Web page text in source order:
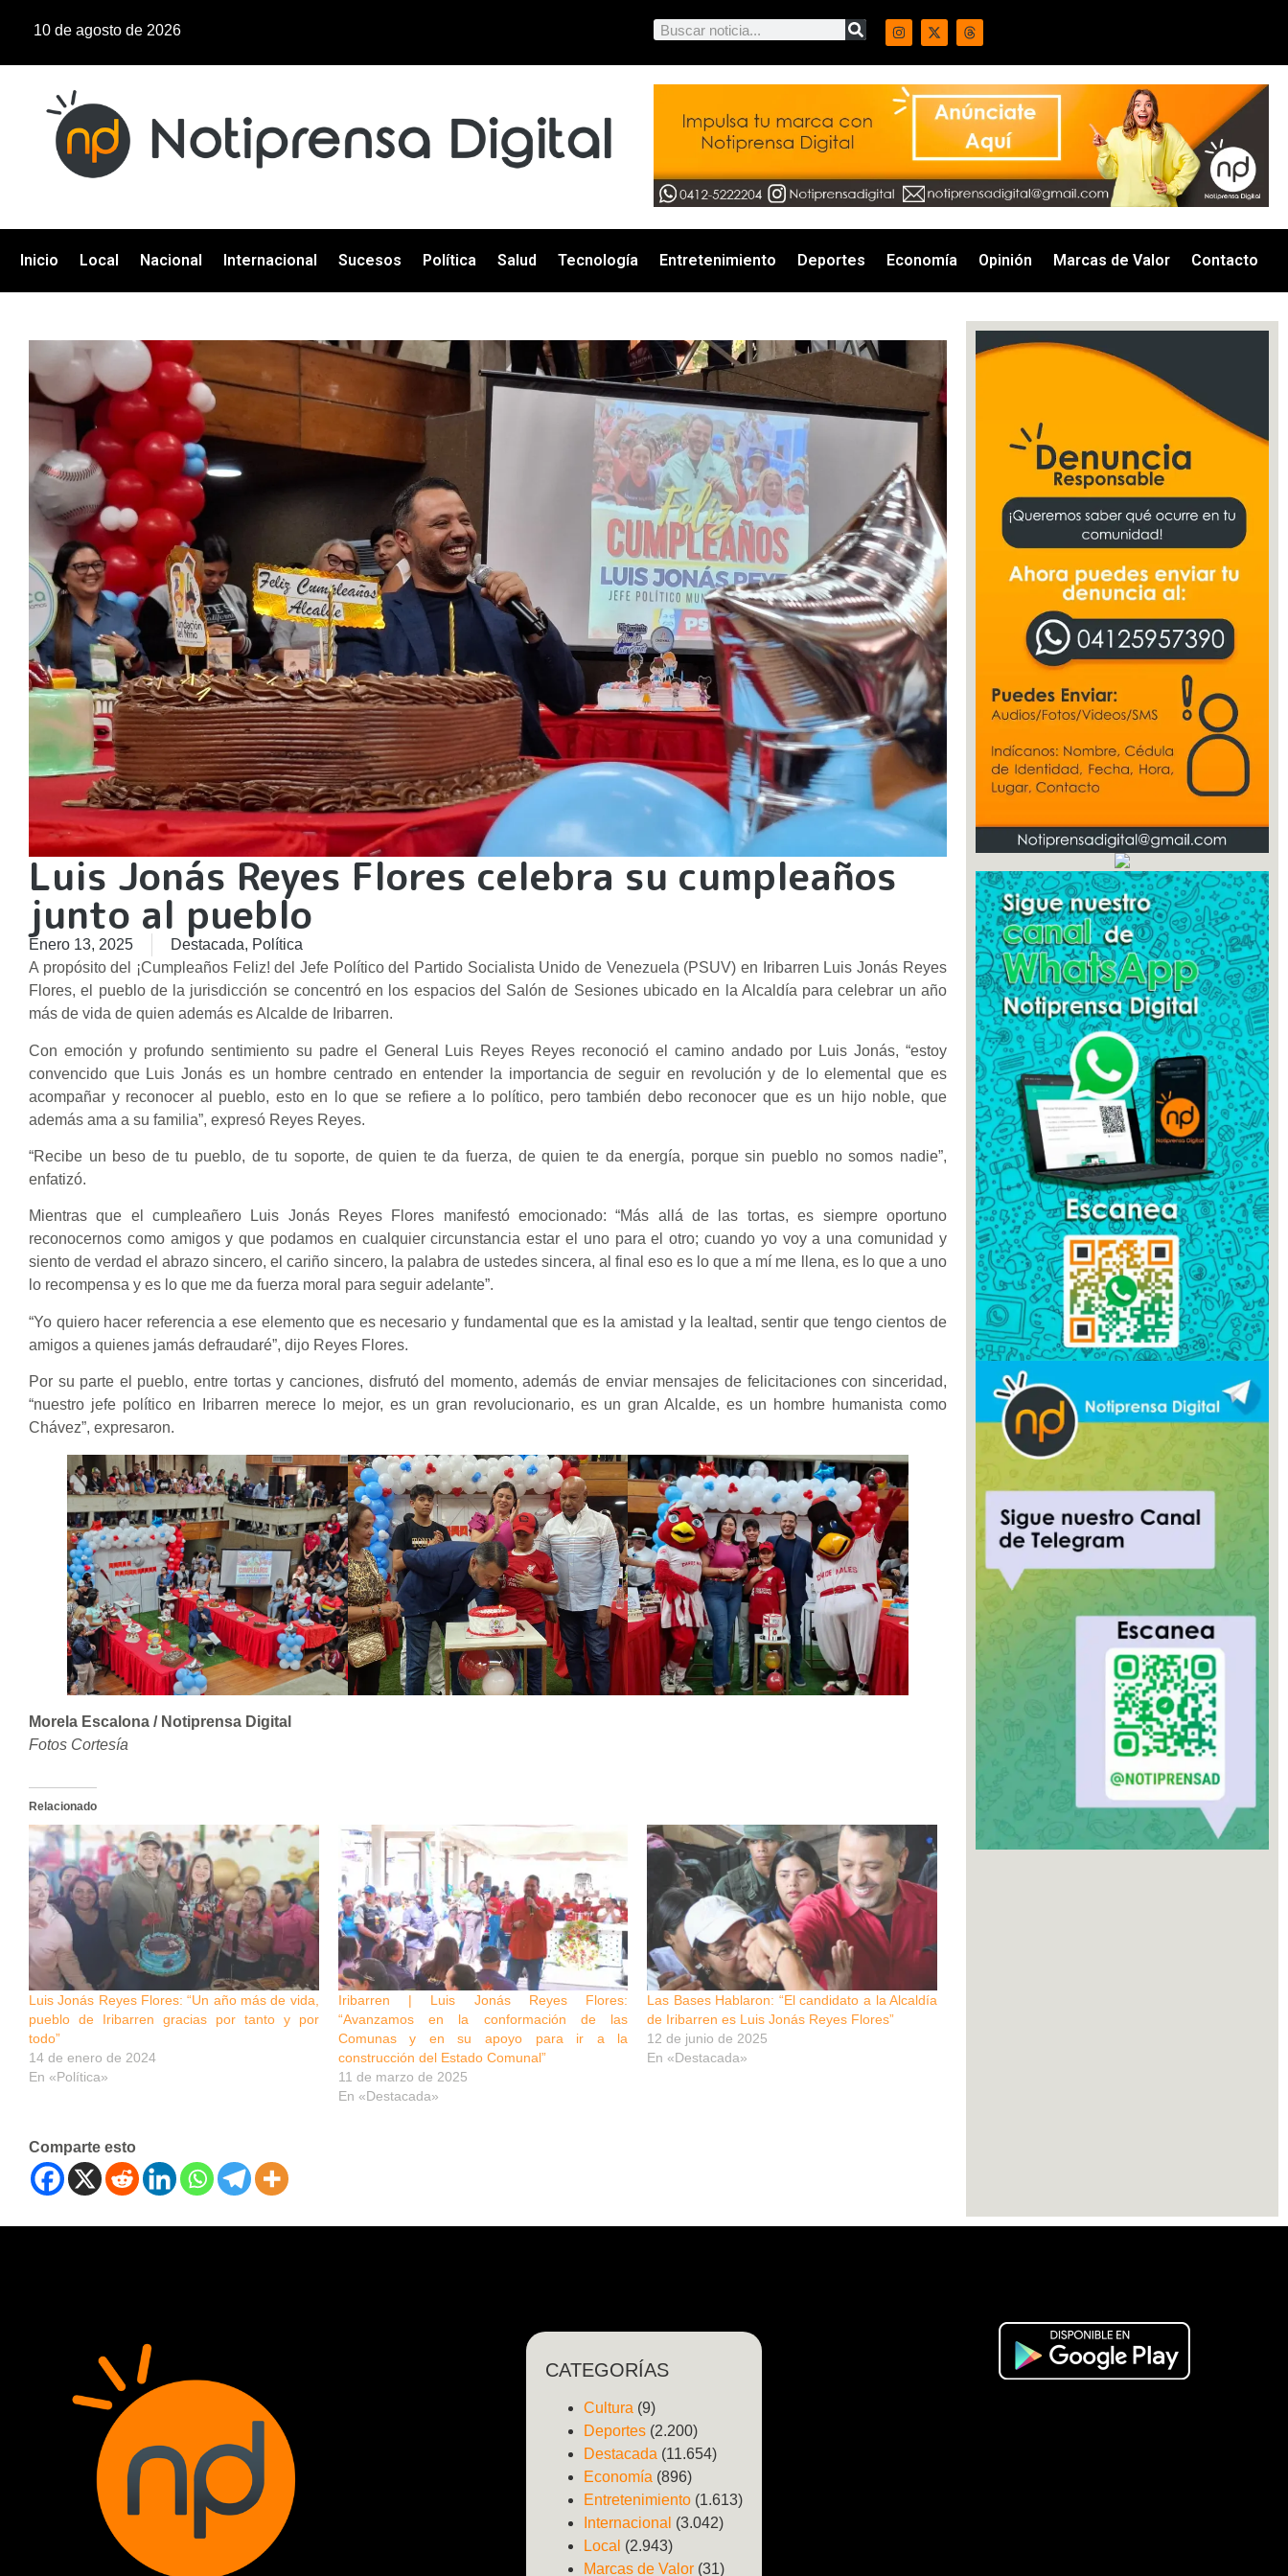
10 de agosto de 2026
Inicio Local Nacional Internacional Sucesos Política Salud Tecnología Entretenimiento Deportes Economía Opinión Marcas de Valor Contacto
Luis Jonás Reyes Flores celebra su cumpleaños
junto al pueblo
Enero 13, 2025 Destacada, Política
A propósito del ¡Cumpleaños Feliz! del Jefe Político del Partido Socialista Unido de Venezuela (PSUV) en Iribarren Luis Jonás Reyes
Flores, el pueblo de la jurisdicción se concentró en los espacios del Salón de Sesiones ubicado en la Alcaldía para celebrar un año
más de vida de quien además es Alcalde de Iribarren.
Con emoción y profundo sentimiento su padre el General Luis Reyes Reyes reconoció el camino andado por Luis Jonás, “estoy
convencido que Luis Jonás es un hombre centrado en entender la importancia de seguir en revolución y de lo elemental que es
acompañar y reconocer al pueblo, esto en lo que se refiere a lo político, pero también debo reconocer que es un hijo noble, que
además ama a su familia”, expresó Reyes Reyes.
“Recibe un beso de tu pueblo, de tu soporte, de quien te da fuerza, de quien te da energía, porque sin pueblo no somos nadie”,
enfatizó.
Mientras que el cumpleañero Luis Jonás Reyes Flores manifestó emocionado: “Más allá de las tortas, es siempre oportuno
reconocernos como amigos y que podamos en cualquier circunstancia estar el uno para el otro; cuando yo voy a una comunidad y
siento de verdad el abrazo sincero, el cariño sincero, la palabra de ustedes sincera, al final eso es lo que a mí me llena, es lo que a uno
lo recompensa y es lo que me da fuerza moral para seguir adelante”.
“Yo quiero hacer referencia a ese elemento que es necesario y fundamental que es la amistad y la lealtad, sentir que tengo cientos de
amigos a quienes jamás defraudaré”, dijo Reyes Flores.
Por su parte el pueblo, entre tortas y canciones, disfrutó del momento, además de enviar mensajes de felicitaciones con sinceridad,
“nuestro jefe político en Iribarren merece lo mejor, es un gran revolucionario, es un gran Alcalde, es un hombre humanista como
Chávez”, expresaron.
Morela Escalona / Notiprensa Digital
Fotos Cortesía
Relacionado
Luis Jonás Reyes Flores: “Un año más de vida,
pueblo de Iribarren gracias por tanto y por
todo”
14 de enero de 2024
En «Política»
Iribarren | Luis Jonás Reyes Flores:
“Avanzamos en la conformación de las
Comunas y en su apoyo para ir a la
construcción del Estado Comunal”
11 de marzo de 2025
En «Destacada»
Las Bases Hablaron: “El candidato a la Alcaldía
de Iribarren es Luis Jonás Reyes Flores”
12 de junio de 2025
En «Destacada»
Comparte esto
CATEGORÍAS
Cultura (9)
Deportes(2.200)
Destacada (11.654)
Economía (896)
Entretenimiento(1.613)
Internacional (3.042)
Local (2.943)
Marcas de Valor(31)